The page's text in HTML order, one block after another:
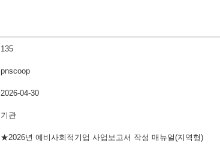
135
pnscoop
2026-04-30
기관
★2026년 예비사회적기업 사업보고서 작성 매뉴얼(지역형)